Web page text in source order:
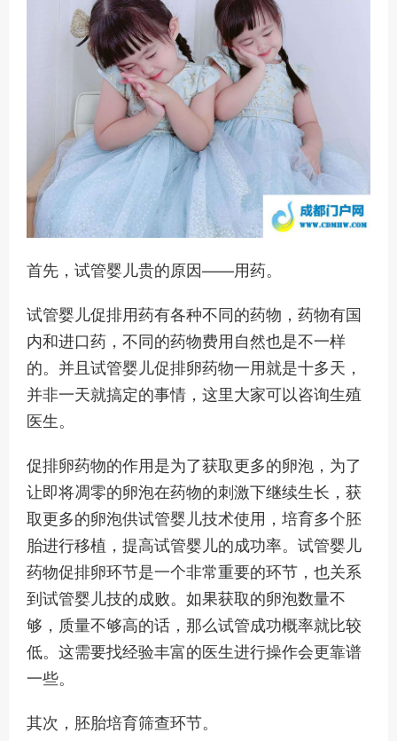
首先，试管婴儿贵的原因——用药。
试管婴儿促排用药有各种不同的药物，药物有国
内和进口药，不同的药物费用自然也是不一样
的。并且试管婴儿促排卵药物一用就是十多天，
并非一天就搞定的事情，这里大家可以咨询生殖
医生。
促排卵药物的作用是为了获取更多的卵泡，为了
让即将凋零的卵泡在药物的刺激下继续生长，获
取更多的卵泡供试管婴儿技术使用，培育多个胚
胎进行移植，提高试管婴儿的成功率。试管婴儿
药物促排卵环节是一个非常重要的环节，也关系
到试管婴儿技的成败。如果获取的卵泡数量不
够，质量不够高的话，那么试管成功概率就比较
低。这需要找经验丰富的医生进行操作会更靠谱
一些。
其次，胚胎培育筛查环节。